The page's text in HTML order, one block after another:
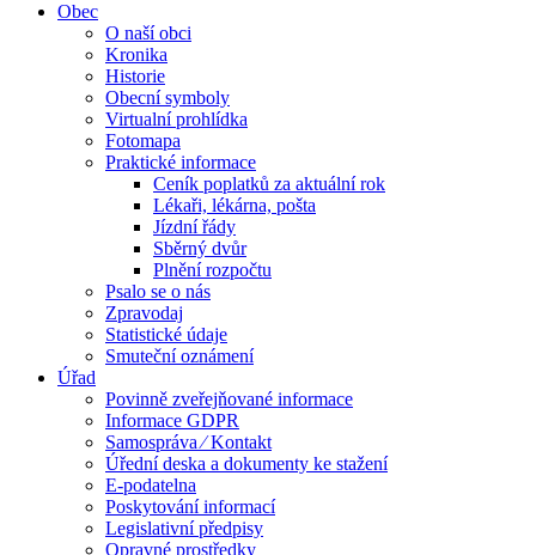
Obec
O naší obci
Kronika
Historie
Obecní symboly
Virtualní prohlídka
Fotomapa
Praktické informace
Ceník poplatků za aktuální rok
Lékaři, lékárna, pošta
Jízdní řády
Sběrný dvůr
Plnění rozpočtu
Psalo se o nás
Zpravodaj
Statistické údaje
Smuteční oznámení
Úřad
Povinně zveřejňované informace
Informace GDPR
Samospráva ⁄ Kontakt
Úřední deska a dokumenty ke stažení
E-podatelna
Poskytování informací
Legislativní předpisy
Opravné prostředky